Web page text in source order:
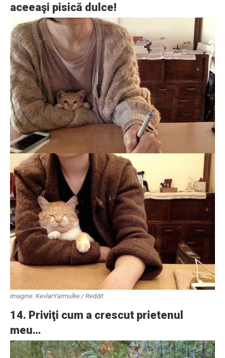
aceeaşi pisică dulce!
imagine: KevlarYarmulke / Reddit
14. Priviţi cum a crescut prietenul
meu…